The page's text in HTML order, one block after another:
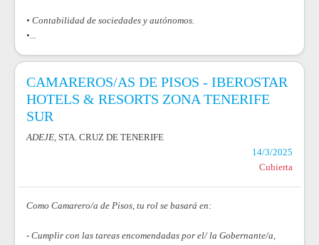
• Contabilidad de sociedades y autónomos.
•...
CAMAREROS/AS DE PISOS - IBEROSTAR
HOTELS & RESORTS ZONA TENERIFE
SUR
ADEJE, STA. CRUZ DE TENERIFE
14/3/2025
Cubierta
Como Camarero/a de Pisos, tu rol se basará en:
- Cumplir con las tareas encomendadas por el/ la Gobernante/a,